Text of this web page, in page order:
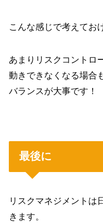
こんな感じで考えてお
あまりリスクコントロ
動きできなくなる場合
バランスが大事です！
最後に
リスクマネジメントは
きます。